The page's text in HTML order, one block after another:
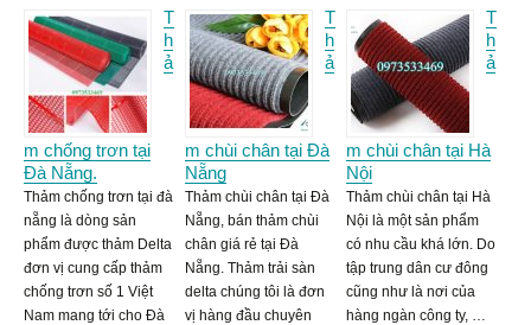
T
h
ả
m chống trơn tại
Đà Nẵng.
Thảm chống trơn tại đà
nẵng là dòng sản
phẩm được thảm Delta
đơn vị cung cấp thảm
chống trơn số 1 Việt
Nam mang tới cho Đà
T
h
ả
m chùi chân tại Đà
Nẵng
Thảm chùi chân tại Đà
Nẵng, bán thảm chùi
chân giá rẻ tại Đà
Nẵng. Thảm trải sàn
delta chúng tôi là đơn
vị hàng đầu chuyên
T
h
ả
m chùi chân tại Hà
Nội
Thảm chùi chân tại Hà
Nội là một sản phẩm
có nhu cầu khá lớn. Do
tập trung dân cư đông
cũng như là nơi của
hàng ngàn công ty, …